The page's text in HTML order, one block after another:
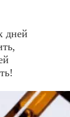
дней